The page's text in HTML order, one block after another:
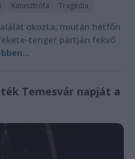
Katasztrófa Tragédia
okozta, miután hétfőn
tenger partján fekvő
Temesvár napját a